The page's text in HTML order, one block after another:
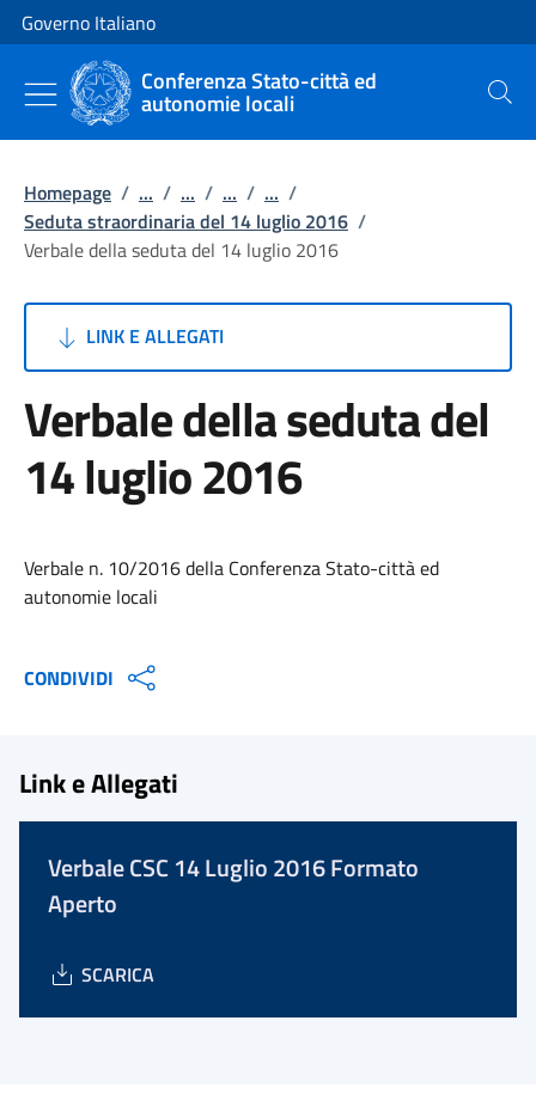
Vai al contenuto
Vai alla navigazione del sito
Governo Italiano
Conferenza Stato-città ed
autonomie locali Cerca
Homepage / ... / ... / ... / ... /
Seduta straordinaria del 14 luglio 2016 /
Verbale della seduta del 14 luglio 2016
LINK E ALLEGATI
Verbale della seduta del
14 luglio 2016
Verbale n. 10/2016 della Conferenza Stato-città ed
autonomie locali
CONDIVIDI
Link e Allegati
Verbale CSC 14 Luglio 2016 Formato
Aperto
SCARICA